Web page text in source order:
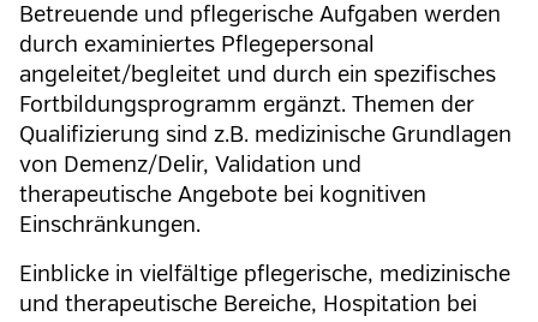
Betreuende und pflegerische Aufgaben werden
durch examiniertes Pflegepersonal
angeleitet/begleitet und durch ein spezifisches
Fortbildungsprogramm ergänzt. Themen der
Qualifizierung sind z.B. medizinische Grundlagen
von Demenz/Delir, Validation und
therapeutische Angebote bei kognitiven
Einschränkungen.
Einblicke in vielfältige pflegerische, medizinische
und therapeutische Bereiche, Hospitation bei